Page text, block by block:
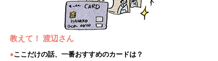
教えて！ 渡辺さん
●ここだけの話、一番おすすめのカードは？